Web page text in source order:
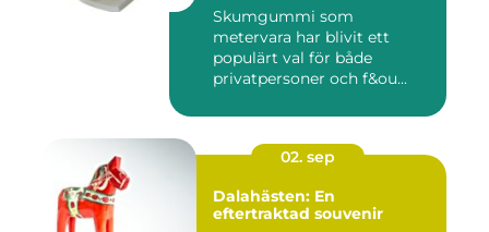
Skumgummi som
metervara har blivit ett
populärt val för både
privatpersoner och f&ou...
02. sep
Dalahästen: En
eftertraktad souvenir